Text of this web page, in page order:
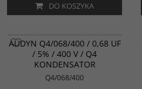
DO KOSZYKA
AUDYN Q4/068/400 / 0,68 UF
/ 5% / 400 V / Q4
KONDENSATOR
Q4/068/400